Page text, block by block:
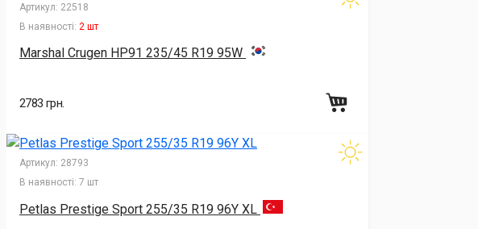
Артикул: 22518
В наявності: 2 шт
Marshal Crugen HP91 235/45 R19 95W
2783 грн.
Артикул: 28793
В наявності: 7 шт
Petlas Prestige Sport 255/35 R19 96Y XL